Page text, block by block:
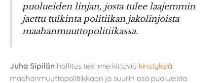
puolueiden linjan, josta tulee laajemmin
jaettu tulkinta politiikan jakolinjoista
maahanmuuttopolitiikassa.
Juha Sipilän hallitus teki merkittäviä kiristyksiä
maahanmuuttopolitiikkaan ja suurin osa puolueista